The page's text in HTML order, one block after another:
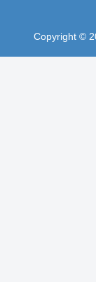
Copyright ©